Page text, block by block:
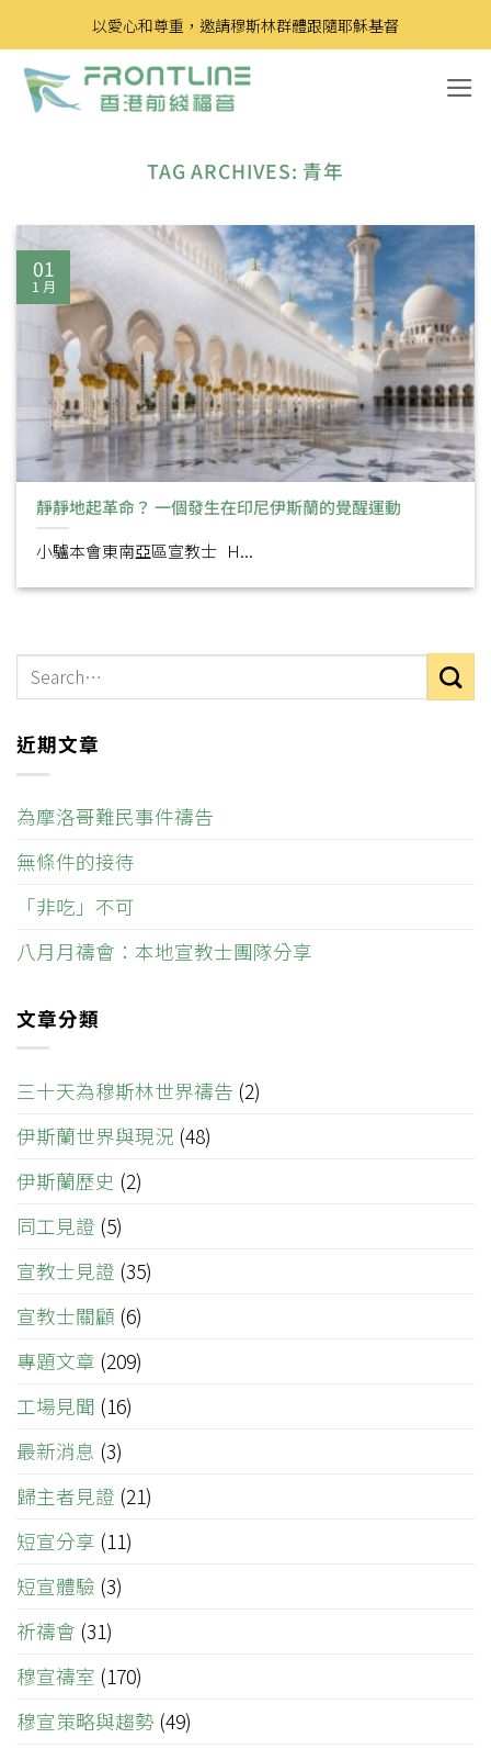
to
content
以愛心和尊重，邀請穆斯林群體跟隨耶穌基督
TAG ARCHIVES: 青年
靜靜地起革命？ 一個發生在印尼伊斯蘭的覺醒運動
小驢本會東南亞區宣教士 H...
01
1 月
近期文章
為摩洛哥難民事件禱告
無條件的接待
「非吃」不可
八月月禱會：本地宣教士團隊分享
文章分類
三十天為穆斯林世界禱告 (2)
伊斯蘭世界與現況 (48)
伊斯蘭歷史 (2)
同工見證 (5)
宣教士見證 (35)
宣教士關顧 (6)
專題文章 (209)
工場見聞 (16)
最新消息 (3)
歸主者見證 (21)
短宣分享 (11)
短宣體驗 (3)
祈禱會 (31)
穆宣禱室 (170)
穆宣策略與趨勢 (49)